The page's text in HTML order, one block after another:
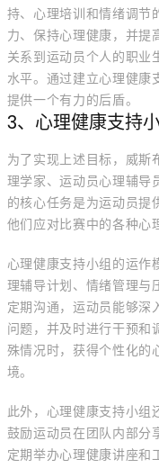
持、心理培训和情绪调节
力、保持心理健康，并提
关系到运动员个人的职业
水平。通过建立心理健康
提供一个有力的后盾。
3、心理健康支持
为了实现上述目标，威斯
理学家、运动员心理辅导
的核心任务是为运动员提
他们应对比赛中的各种心
心理健康支持小组的运作
理辅导计划、情绪管理与
定期沟通，运动员能够深
问题，并及时进行干预和
殊情况时，获得个性化的
境。
此外，心理健康支持小组
鼓励运动员在团队内部分
定期举办心理健康讲座和